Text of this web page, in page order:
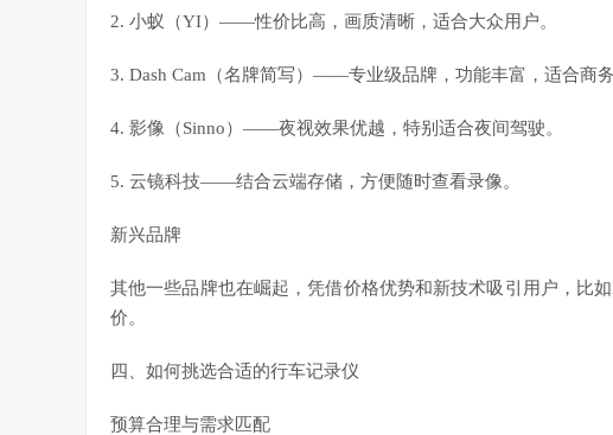
2. 小蚁（YI）——性价比高，画质清晰，适合大众用户。
3. Dash Cam（名牌简写）——专业级品牌，功能丰富，适合商务
4. 影像（Sinno）——夜视效果优越，特别适合夜间驾驶。
5. 云镜科技——结合云端存储，方便随时查看录像。
新兴品牌
其他一些品牌也在崛起，凭借价格优势和新技术吸引用户，比
价。
四、如何挑选合适的行车记录仪
预算合理与需求匹配